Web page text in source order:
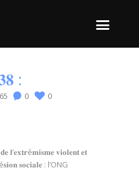
:
0 0
𝐥’𝐞𝐱𝐭𝐫é𝐦𝐢𝐬𝐦𝐞 𝐯𝐢𝐨𝐥𝐞𝐧𝐭 𝐞𝐭
𝐬𝐨𝐜𝐢𝐚𝐥𝐞 : l’ONG